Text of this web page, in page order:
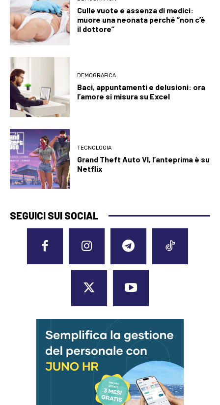
Culle vuote e assenza di medici:
muore una neonata perché “non c’è
il dottore”
DEMOGRAFICA
Baci, appuntamenti e delusioni: ora
l’amore si misura su Excel
TECNOLOGIA
Grand Theft Auto VI, l’anteprima è su
Netflix
SEGUICI SUI SOCIAL